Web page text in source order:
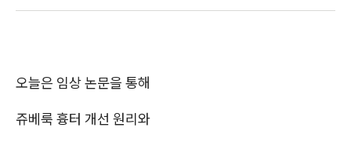
오늘은 임상 논문을 통해
쥬베룩 흉터 개선 원리와